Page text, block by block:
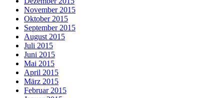
November 2015
Oktober 2015
September 2015
August 2015
Juli 2015
Juni 2015
Mai 2015
April 2015
März 2015
Februar 2015